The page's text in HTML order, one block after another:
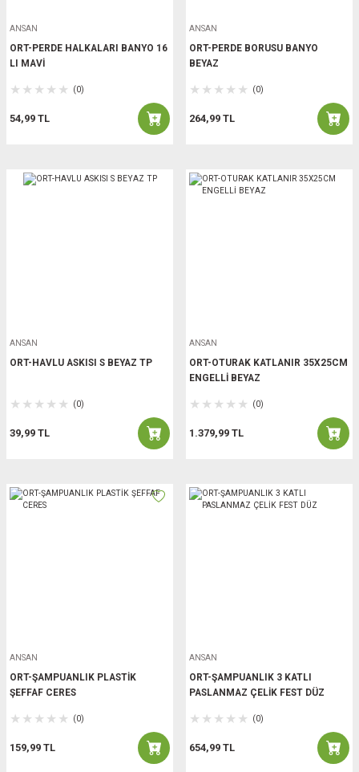
ANSAN
ORT-PERDE HALKALARI BANYO 16
LI MAVİ
(0)
54,99 TL
ANSAN
ORT-PERDE BORUSU BANYO
BEYAZ
(0)
264,99 TL
ANSAN
ORT-HAVLU ASKISI S BEYAZ TP
(0)
39,99 TL
ANSAN
ORT-OTURAK KATLANIR 35X25CM
ENGELLİ BEYAZ
(0)
1.379,99 TL
ANSAN
ORT-ŞAMPUANLIK PLASTİK
ŞEFFAF CERES
(0)
159,99 TL
ANSAN
ORT-ŞAMPUANLIK 3 KATLI
PASLANMAZ ÇELİK FEST DÜZ
(0)
654,99 TL